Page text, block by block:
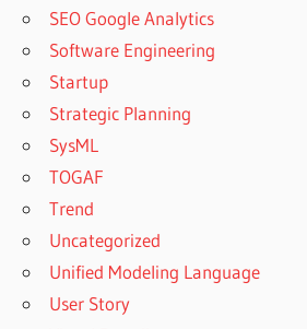
SEO Google Analytics
Software Engineering
Startup
Strategic Planning
SysML
TOGAF
Trend
Uncategorized
Unified Modeling Language
User Story